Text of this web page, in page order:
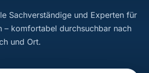
Sachverständige und Experten für
– komfortabel durchsuchbar nach
und Ort.